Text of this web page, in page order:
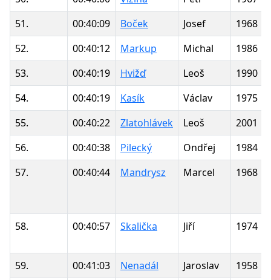
51.
00:40:09 Boček Josef
1968
52.
00:40:12 Markup Michal
1986
53.
00:40:19 Hvižď Leoš
1990
54.
00:40:19 Kasík Václav
1975
55.
00:40:22 Zlatohlávek Leoš
2001
56.
00:40:38 Pilecký Ondřej
1984
57.
00:40:44 Mandrysz Marcel 1968
58. 00:40:57 Skalička Jiří 1974
59. 00:41:03 Nenadál Jaroslav
1958